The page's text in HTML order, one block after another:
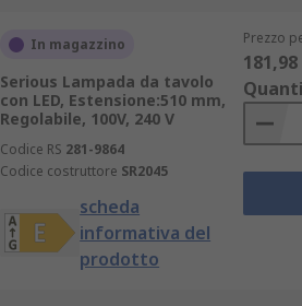
In magazzino
Serious Lampada da tavolo
con LED, Estensione:510 mm,
Regolabile, 100V, 240 V
Codice RS 281-9864
Codice costruttore SR2045
scheda
informativa del
prodotto
Prezzo
181,98